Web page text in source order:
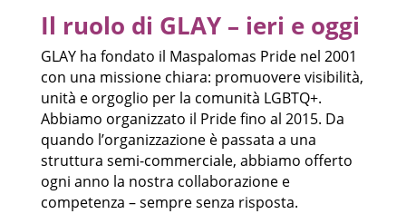
Il ruolo di GLAY – ieri e oggi
GLAY ha fondato il Maspalomas Pride nel 2001
con una missione chiara: promuovere visibilità,
unità e orgoglio per la comunità LGBTQ+.
Abbiamo organizzato il Pride fino al 2015. Da
quando l’organizzazione è passata a una
struttura semi-commerciale, abbiamo offerto
ogni anno la nostra collaborazione e
competenza – sempre senza risposta.